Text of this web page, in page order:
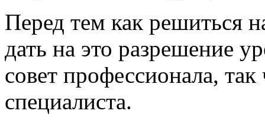
Перед тем как решиться
дать на это разрешение
совет профессионала,
специалиста.